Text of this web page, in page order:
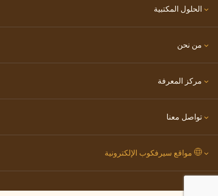
الحلول المكتبية
من نحن
مركز المعرفة
تواصل معنا
مواقع سيرفكوب الإلكترونية